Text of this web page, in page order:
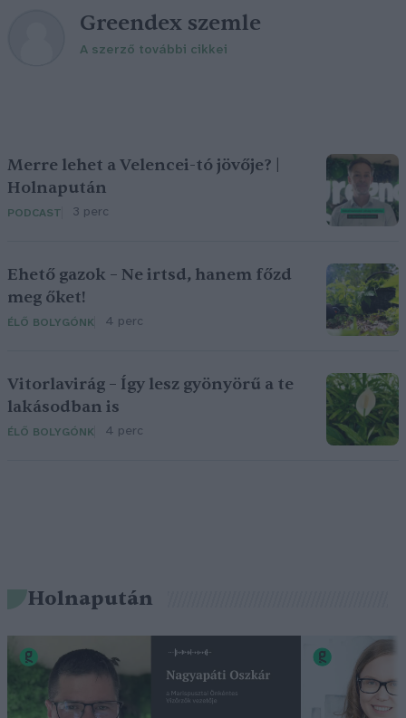
Greendex szemle
A szerző további cikkei
Merre lehet a Velencei-tó jövője? |
Holnapután
PODCAST 3 perc
Ehető gazok – Ne irtsd, hanem főzd
meg őket!
ÉLŐ BOLYGÓNK 4 perc
Vitorlavirág – Így lesz gyönyörű a te
lakásodban is
ÉLŐ BOLYGÓNK 4 perc
Holnapután